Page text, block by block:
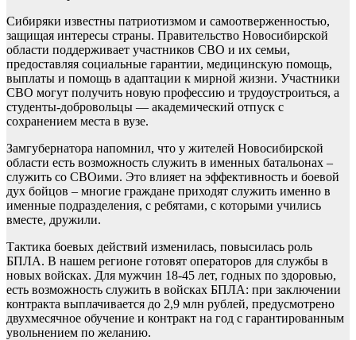
Сибиряки известны патриотизмом и самоотверженностью,
защищая интересы страны. Правительство Новосибирской
области поддерживает участников СВО и их семьи,
предоставляя социальные гарантии, медицинскую помощь,
выплаты и помощь в адаптации к мирной жизни. Участники
СВО могут получить новую профессию и трудоустроиться, а
студенты-добровольцы — академический отпуск с
сохранением места в вузе.
Замгубернатора напомнил, что у жителей Новосибирской
области есть возможность служить в именных батальонах –
служить со СВОими. Это влияет на эффективность и боевой
дух бойцов – многие граждане приходят служить именно в
именные подразделения, с ребятами, с которыми учились
вместе, дружили.
Тактика боевых действий изменилась, повысилась роль
БПЛА. В нашем регионе готовят операторов для службы в
новых войсках. Для мужчин 18-45 лет, годных по здоровью,
есть возможность служить в войсках БПЛА: при заключении
контракта выплачивается до 2,9 млн рублей, предусмотрено
двухмесячное обучение и контракт на год с гарантированным
увольнением по желанию.